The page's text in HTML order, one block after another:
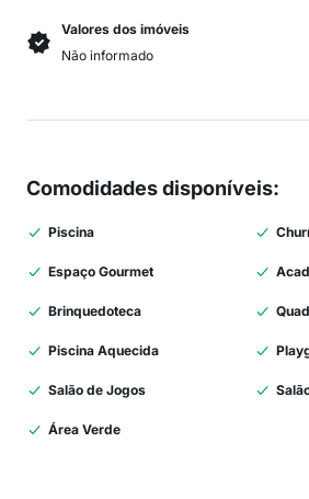
Valores dos imóveis
Não informado
Comodidades disponíveis:
Piscina
Espaço Gourmet
Brinquedoteca
Piscina Aquecida
Salão de Jogos
Área Verde